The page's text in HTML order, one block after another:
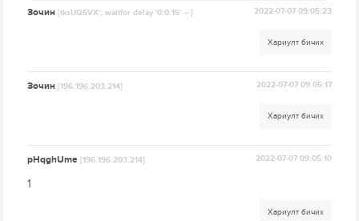
Зочин[tksUQ5VX'; waitfor delay '0:0:15' -- ] 2022-07-07 09:05:23
Хариулт бичих
Зочин[196.196.203.214] 2022-07-07 09:05:17
Хариулт бичих
pHqghUme[196.196.203.214] 2022-07-07 09:05:10
1
Хариулт бичих